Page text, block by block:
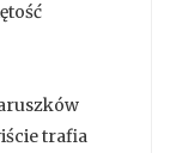
trafia